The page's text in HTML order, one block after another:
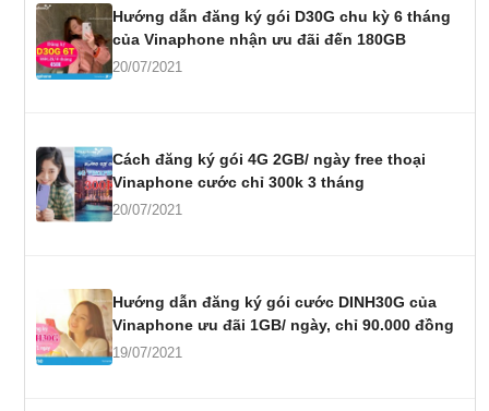
Hướng dẫn đăng ký gói D30G chu kỳ 6 tháng
của Vinaphone nhận ưu đãi đến 180GB
20/07/2021
Cách đăng ký gói 4G 2GB/ ngày free thoại
Vinaphone cước chỉ 300k 3 tháng
20/07/2021
Hướng dẫn đăng ký gói cước DINH30G của
Vinaphone ưu đãi 1GB/ ngày, chỉ 90.000 đồng
19/07/2021